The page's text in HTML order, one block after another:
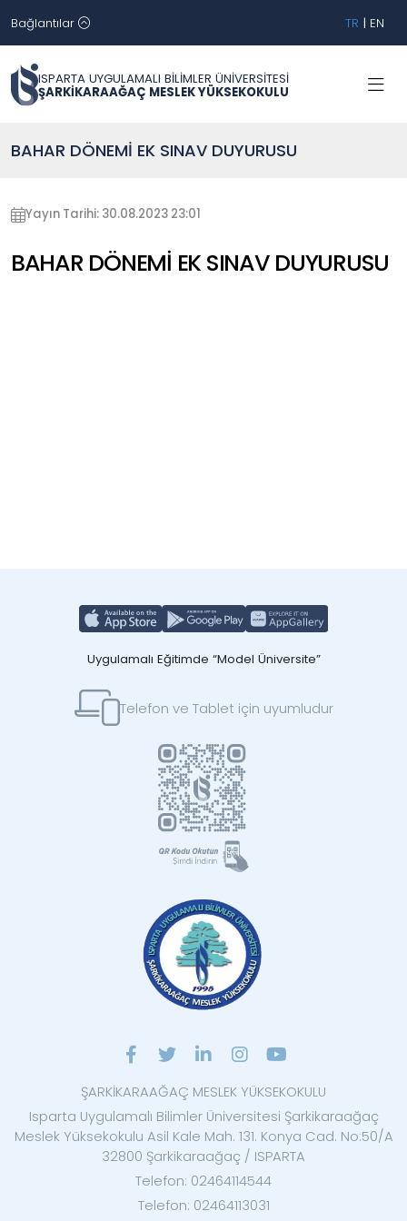
Bağlantılar TR | EN
ISPARTA UYGULAMALI BİLİMLER ÜNİVERSİTESİ
ŞARKİKARAAĞAÇ MESLEK YÜKSEKOKULU
BAHAR DÖNEMİ EK SINAV DUYURUSU
Yayın Tarihi: 30.08.2023 23:01
BAHAR DÖNEMİ EK SINAV DUYURUSU
Uygulamalı Eğitimde “Model Üniversite”
Telefon ve Tablet için uyumludur
ŞARKİKARAAĞAÇ MESLEK YÜKSEKOKULU
Isparta Uygulamalı Bilimler Üniversitesi Şarkikaraağaç
Meslek Yüksekokulu Asil Kale Mah. 131. Konya Cad. No:50/A
32800 Şarkikaraağaç / ISPARTA
Telefon: 02464114544
Telefon: 02464113031